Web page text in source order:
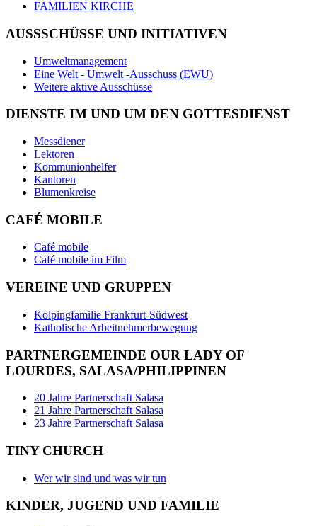
FAMILIEN KIRCHE
AUSSSCHÜSSE UND INITIATIVEN
Umweltmanagement
Eine Welt - Umwelt -Ausschuss (EWU)
Weitere aktive Ausschüsse
DIENSTE IM UND UM DEN GOTTESDIENST
Messdiener
Lektoren
Kommunionhelfer
Kantoren
Blumenkreise
CAFÉ MOBILE
Café mobile
Café mobile im Film
VEREINE UND GRUPPEN
Kolpingfamilie Frankfurt-Südwest
Katholische Arbeitnehmerbewegung
PARTNERGEMEINDE OUR LADY OF
LOURDES, SALASA/PHILIPPINEN
20 Jahre Partnerschaft Salasa
21 Jahre Partnerschaft Salasa
23 Jahre Partnerschaft Salasa
TINY CHURCH
Wer wir sind und was wir tun
KINDER, JUGEND UND FAMILIE